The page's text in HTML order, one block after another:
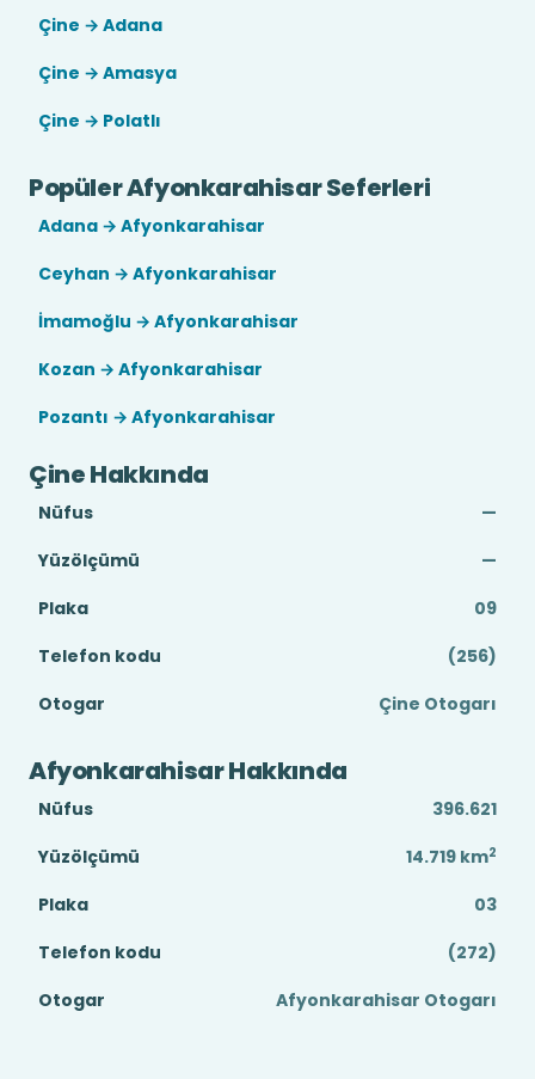
Çine → Adana
Çine → Amasya
Çine → Polatlı
Popüler Afyonkarahisar Seferleri
Adana → Afyonkarahisar
Ceyhan → Afyonkarahisar
İmamoğlu → Afyonkarahisar
Kozan → Afyonkarahisar
Pozantı → Afyonkarahisar
Çine Hakkında
Nüfus
—
Yüzölçümü
—
Plaka
09
Telefon kodu
(256)
Otogar
Çine Otogarı
Afyonkarahisar Hakkında
Nüfus
396.621
Yüzölçümü
14.719 km2
Plaka
03
Telefon kodu
(272)
Otogar
Afyonkarahisar Otogarı